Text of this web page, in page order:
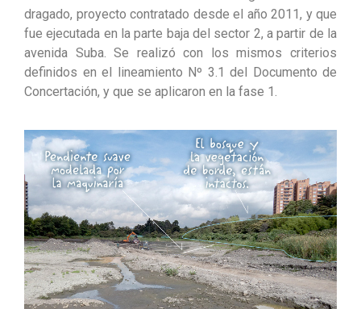
dragado, proyecto contratado desde el año 2011, y que
fue ejecutada en la parte baja del sector 2, a partir de la
avenida Suba. Se realizó con los mismos criterios
definidos en el lineamiento Nº 3.1 del Documento de
Concertación, y que se aplicaron en la fase 1.